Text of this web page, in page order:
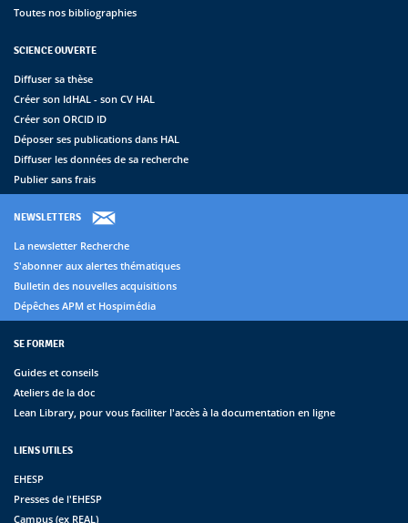
Toutes nos bibliographies
SCIENCE OUVERTE
Diffuser sa thèse
Créer son IdHAL - son CV HAL
Créer son ORCID ID
Déposer ses publications dans HAL
Diffuser les données de sa recherche
Publier sans frais
NEWSLETTERS
La newsletter Recherche
S'abonner aux alertes thématiques
Bulletin des nouvelles acquisitions
Dépêches APM et Hospimédia
SE FORMER
Guides et conseils
Ateliers de la doc
Lean Library, pour vous faciliter l'accès à la documentation en ligne
LIENS UTILES
EHESP
Presses de l'EHESP
Campus (ex REAL)